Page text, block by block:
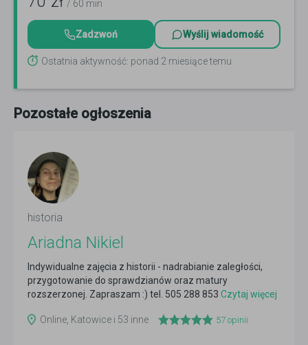
/ 60 min
Zadzwoń Wyślij wiadomość
Ostatnia aktywność: ponad 2 miesiące temu
Pozostałe ogłoszenia
historia
Ariadna Nikiel
Indywidualne zajęcia z historii - nadrabianie zaległości,
przygotowanie do sprawdzianów oraz matury
rozszerzonej. Zapraszam :) tel. 505 288 853 Czytaj więcej
Online, Katowice i 53 inne 57 opinii